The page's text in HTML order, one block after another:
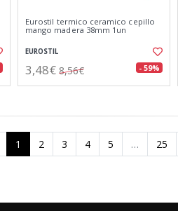
Eurostil termico ceramico cepillo
mango madera 38mm 1un
EUROSTIL
3,48€ 8,56€ - 59%
1 2 3 4 5 … 25